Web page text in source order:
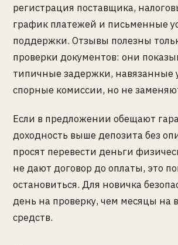
регистрация поставщика,
график платежей и письменные
поддержки. Отзывы полезны
проверки документов: они
типичные задержки, навязанные
спорные комиссии, но не
Если в предложении обещают
доходность выше депозита без
просят перевести деньги
не дают договор до оплаты, это
остановиться. Для новичка
день на проверку, чем месяцы на
средств.